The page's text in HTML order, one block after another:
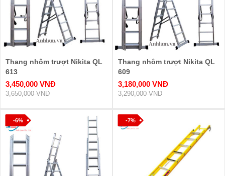
Thang nhôm trượt Nikita QL
613
3,450,000 VNĐ
3,650,000 VNĐ
Thang nhôm trượt Nikita QL
609
3,180,000 VNĐ
3,290,000 VNĐ
-6% -7%